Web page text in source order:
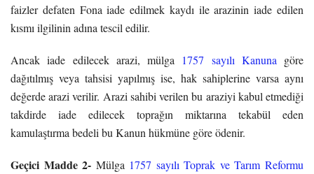
faizler defaten Fona iade edilmek kaydı ile arazinin iade edilen
kısmı ilgilinin adına tescil edilir.
Ancak iade edilecek arazi, mülga 1757 sayılı Kanunagöre
dağıtılmış veya tahsisi yapılmış ise, hak sahiplerine varsa aynı
değerde arazi verilir. Arazi sahibi verilen bu araziyi kabul etmediği
takdirde iade edilecek toprağın miktarına tekabül eden
kamulaştırma bedeli bu Kanun hükmüne göre ödenir.
Geçici Madde 2- Mülga 1757 sayılı Toprak ve Tarım Reformu